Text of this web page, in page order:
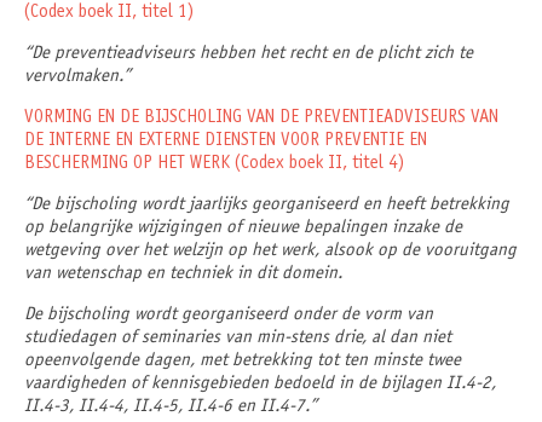
(Codex boek II, titel 1)
“De preventieadviseurs hebben het recht en de plicht zich te
vervolmaken.”
VORMING EN DE BIJSCHOLING VAN DE PREVENTIEADVISEURS VAN
DE INTERNE EN EXTERNE DIENSTEN VOOR PREVENTIE EN
BESCHERMING OP HET WERK (Codex boek II, titel 4)
“De bijscholing wordt jaarlijks georganiseerd en heeft betrekking
op belangrijke wijzigingen of nieuwe bepalingen inzake de
wetgeving over het welzijn op het werk, alsook op de vooruitgang
van wetenschap en techniek in dit domein.
De bijscholing wordt georganiseerd onder de vorm van
studiedagen of seminaries van min-stens drie, al dan niet
opeenvolgende dagen, met betrekking tot ten minste twee
vaardigheden of kennisgebieden bedoeld in de bijlagen II.4-2,
II.4-3, II.4-4, II.4-5, II.4-6 en II.4-7.”